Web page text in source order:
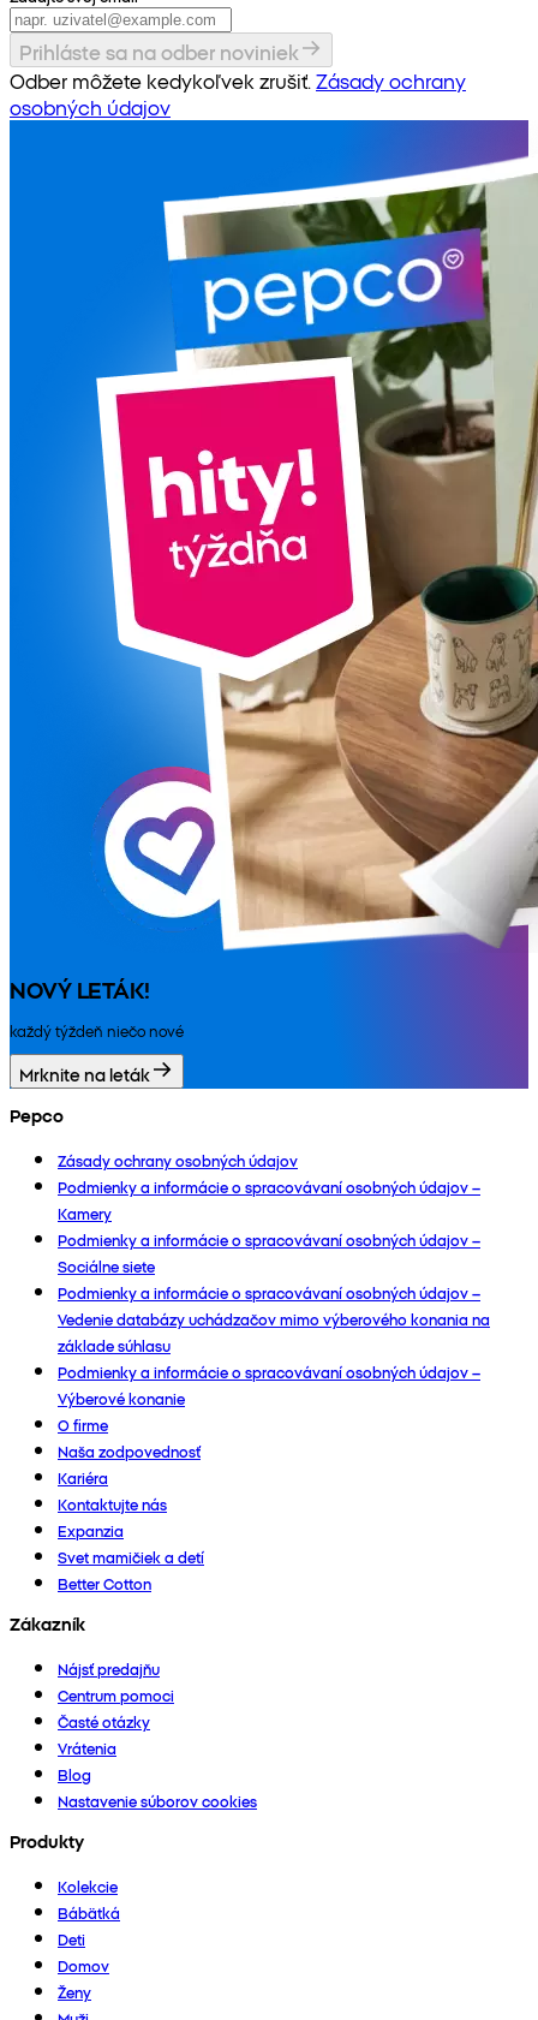
Prihláste sa na odber noviniek
Odber môžete kedykoľvek zrušiť. Zásady ochrany
osobných údajov
NOVÝ LETÁK!
každý týždeň niečo nové
Mrknite na leták
Pepco
Zásady ochrany osobných údajov
Podmienky a informácie o spracovávaní osobných údajov –
Kamery
Podmienky a informácie o spracovávaní osobných údajov –
Sociálne siete
Podmienky a informácie o spracovávaní osobných údajov –
Vedenie databázy uchádzačov mimo výberového konania na
základe súhlasu
Podmienky a informácie o spracovávaní osobných údajov –
Výberové konanie
O firme
Naša zodpovednosť
Kariéra
Kontaktujte nás
Expanzia
Svet mamičiek a detí
Better Cotton
Zákazník
Nájsť predajňu
Centrum pomoci
Časté otázky
Vrátenia
Blog
Nastavenie súborov cookies
Produkty
Kolekcie
Bábätká
Deti
Domov
Ženy